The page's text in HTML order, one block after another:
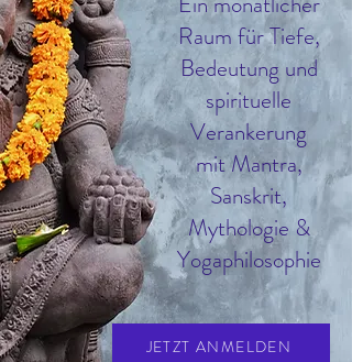
Raum für Tiefe,
Bedeutung und
spirituelle
Verankerung
mit Mantra,
Sanskrit,
Mythologie &
Yogaphilosophie
JETZT ANMELDEN